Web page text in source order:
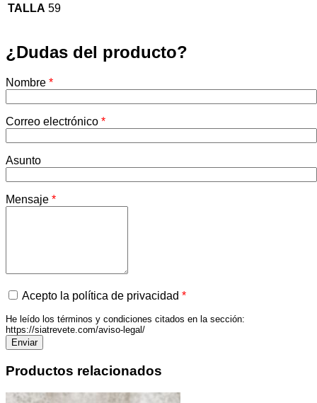
TALLA 59
¿Dudas del producto?
Nombre *
Correo electrónico *
Asunto
Mensaje *
Acepto la política de privacidad *
He leído los términos y condiciones citados en la sección:
https://siatrevete.com/aviso-legal/
Productos relacionados